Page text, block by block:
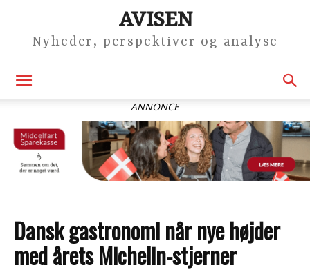
AVISEN
Nyheder, perspektiver og analyse
ANNONCE
Dansk gastronomi når nye højder
med årets Michelin-stjerner